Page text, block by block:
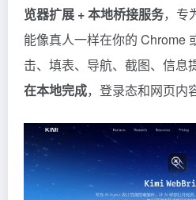
览器扩展 + 本地桥接服务，专
能像真人一样在你的 Chrome
击、填表、导航、截图、信息
在本地完成，登录态和网页内